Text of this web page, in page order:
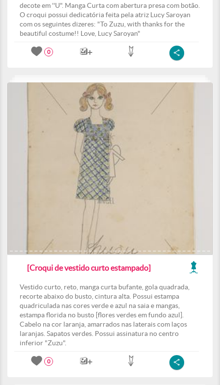
decote em ''U". Manga Curta com abertura presa com botão.
O croqui possui dedicatória feita pela atriz Lucy Saroyan
com os seguintes dizeres: "To Zuzu, with thanks for the
beautiful costume!! Love, Lucy Saroyan"
0
[Croqui de vestido curto estampado]
Vestido curto, reto, manga curta bufante, gola quadrada,
recorte abaixo do busto, cintura alta. Possui estampa
quadriculada nas cores verde e azul na saia e mangas,
estampa florida no busto [flores verdes em fundo azul].
Cabelo na cor laranja, amarrados nas laterais com laços
laranjas. Sapatos verdes. Possui assinatura no centro
inferior "Zuzu".
0